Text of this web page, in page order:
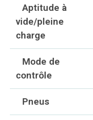
Aptitude à
vide/pleine
charge
Mode de
contrôle
Pneus